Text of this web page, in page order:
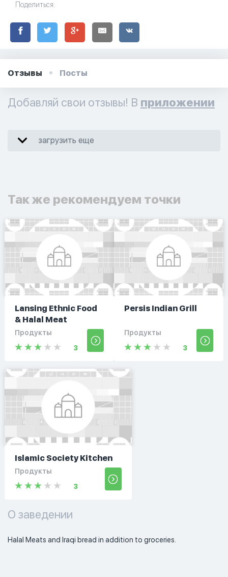
Поделиться:
Отзывы Посты
Добавляй свои отзывы! В приложении
загрузить еще
Так же рекомендуем точки
Lansing Ethnic Food
& Halal Meat
Продукты
3
Persis Indian Grill
Продукты
3
Islamic Society Kitchen
Продукты
3
О заведении
Halal Meats and Iraqi bread in addition to groceries.